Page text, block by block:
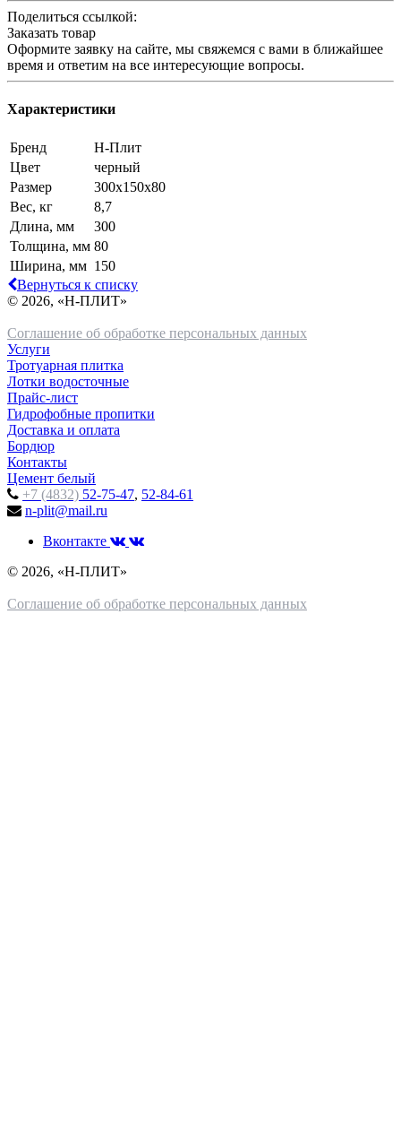
Поделиться ссылкой:
Заказать товар
Оформите заявку на сайте, мы свяжемся с вами в ближайшее
время и ответим на все интересующие вопросы.
Характеристики
Бренд
Н-Плит
Цвет
черный
Размер
300х150х80
Вес, кг
8,7
Длина, мм
300
Толщина, мм 80
Ширина, мм 150
Вернуться к списку
© 2026, «Н-ПЛИТ»
Соглашение об обработке персональных данных
Услуги
Тротуарная плитка
Лотки водосточные
Прайс-лист
Гидрофобные пропитки
Доставка и оплата
Бордюр
Контакты
Цемент белый
+7 (4832) 52-75-47, 52-84-61
n-plit@mail.ru
Вконтакте
© 2026, «Н-ПЛИТ»
Соглашение об обработке персональных данных